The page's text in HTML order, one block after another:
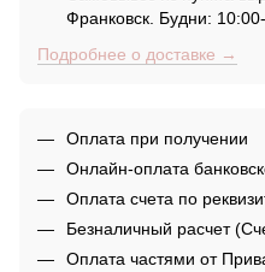
Франковск. Будни:
Подробнее о доставке →
Оплата при получении
Онлайн-оплата
Оплата счета по
Безналичный расчет
Оплата частями от